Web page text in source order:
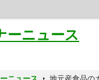
ーニュース